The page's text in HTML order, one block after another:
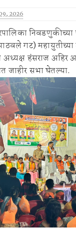
राज्यस्तरीय स्केटिंग मॅरेथॉन
हायवा; एकाच ई-टीपीवर
2026
गट) महायुतीच्या
अध्यक्ष हंसराज अहिर
जाहीर सभा घेतल्या.